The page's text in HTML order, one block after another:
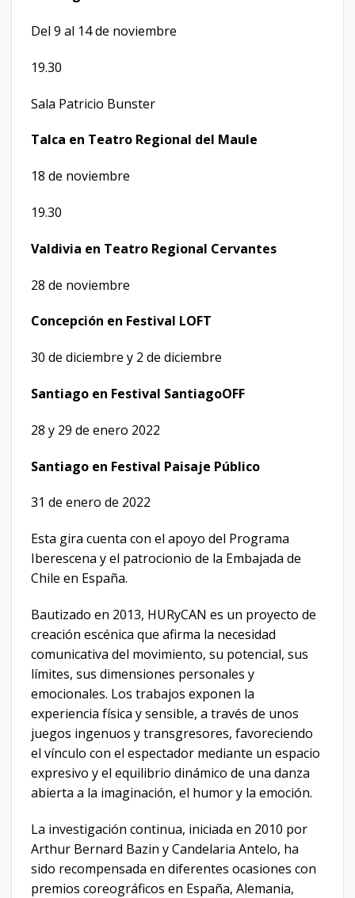
Del 9 al 14 de noviembre
19.30
Sala Patricio Bunster
Talca en Teatro Regional del Maule
18 de noviembre
19.30
Valdivia en Teatro Regional Cervantes
28 de noviembre
Concepción en Festival LOFT
30 de diciembre y 2 de diciembre
Santiago en Festival SantiagoOFF
28 y 29 de enero 2022
Santiago en Festival Paisaje Público
31 de enero de 2022
Esta gira cuenta con el apoyo del Programa
Iberescena y el patrocionio de la Embajada de
Chile en España.
Bautizado en 2013, HURyCAN es un proyecto de
creación escénica que afirma la necesidad
comunicativa del movimiento, su potencial, sus
límites, sus dimensiones personales y
emocionales. Los trabajos exponen la
experiencia física y sensible, a través de unos
juegos ingenuos y transgresores, favoreciendo
el vínculo con el espectador mediante un espacio
expresivo y el equilibrio dinámico de una danza
abierta a la imaginación, el humor y la emoción.
La investigación continua, iniciada en 2010 por
Arthur Bernard Bazin y Candelaria Antelo, ha
sido recompensada en diferentes ocasiones con
premios coreográficos en España, Alemania,